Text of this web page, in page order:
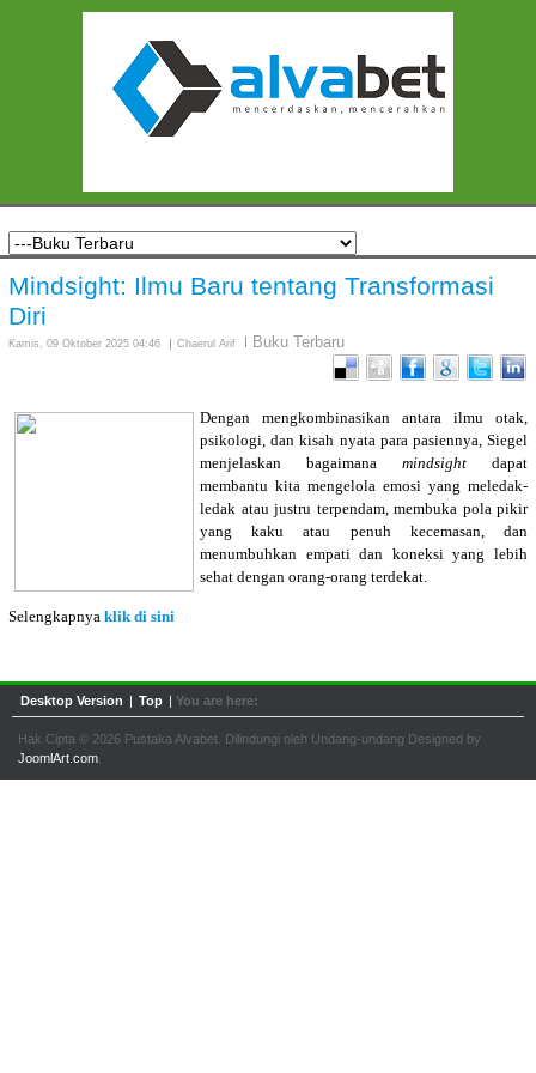
Mindsight: Ilmu Baru tentang Transformasi
Diri
Kamis, 09 Oktober 2025 04:46 Chaerul Arif Buku Terbaru
Dengan mengkombinasikan antara ilmu otak,
psikologi, dan kisah nyata para pasiennya, Siegel
menjelaskan bagaimana mindsight dapat
membantu kita mengelola emosi yang meledak-
ledak atau justru terpendam, membuka pola pikir
yang kaku atau penuh kecemasan, dan
menumbuhkan empati dan koneksi yang lebih
sehat dengan orang-orang terdekat.
Selengkapnya klik di sini
Desktop Version | Top | You are here:
Hak Cipta © 2026 Pustaka Alvabet. Dilindungi oleh Undang-undang Designed by
JoomlArt.com